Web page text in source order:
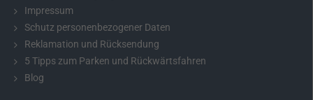
Impressum
Schutz personenbezogener Daten
Reklamation und Rücksendung
5 Tipps zum Parken und Rückwärtsfahren
Blog